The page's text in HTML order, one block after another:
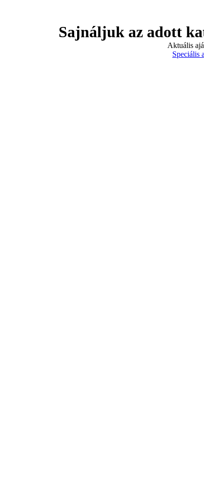
Sajnáljuk az adott
Aktuális
Speciális